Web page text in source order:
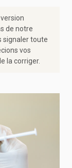
de notre
signaler toute
vos
la corriger.